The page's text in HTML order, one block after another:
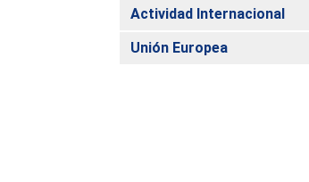
Actividad Internacional
Unión Europea